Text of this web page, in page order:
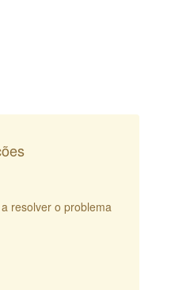
resolver o problema